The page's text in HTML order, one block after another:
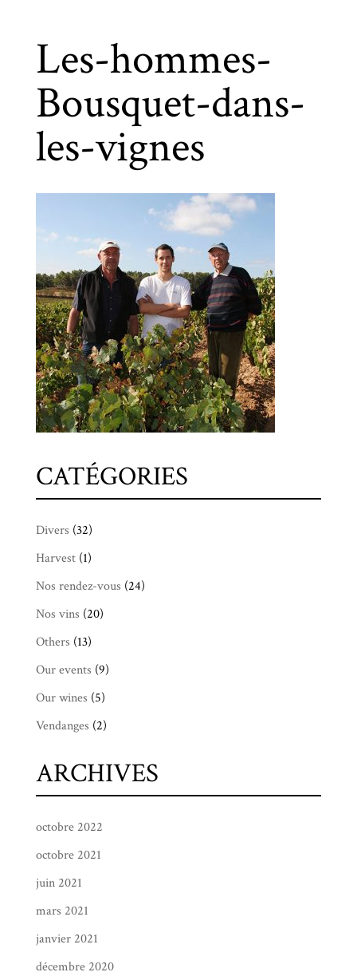
Les-hommes-
Bousquet-dans-
les-vignes
CATÉGORIES
Divers (32)
Harvest(1)
Nos rendez-vous (24)
Nos vins (20)
Others (13)
Our events (9)
Our wines (5)
Vendanges (2)
ARCHIVES
octobre 2022
octobre 2021
juin 2021
mars 2021
janvier 2021
décembre 2020